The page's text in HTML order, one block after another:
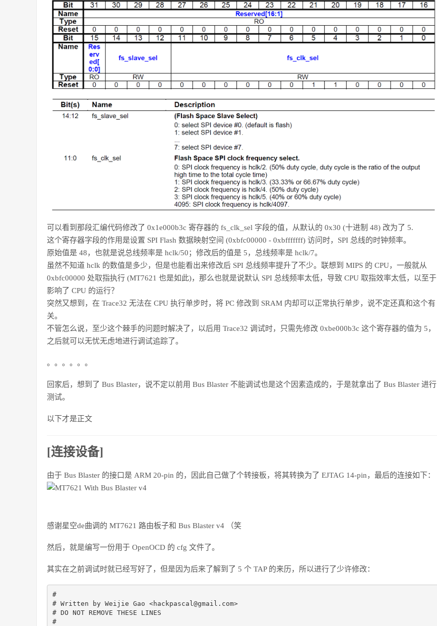
可以看到那段汇编代码修改了 0x1e000b3c 寄存器的 fs_clk_sel 字段的值，从默认的 0x30 (十进制 48) 改为了 5.
这个寄存器字段的作用是设置 SPI Flash 数据映射空间 (0xbfc00000 - 0xbfffffff) 访问时，SPI 总线的时钟频率。
原始值是 48，也就是说总线频率是 hclk/50；修改后的值是 5，总线频率是 hclk/7。
虽然不知道 hclk 的数值是多少，但是也能看出来修改后 SPI 总线频率提升了不少。联想到 MIPS 的 CPU，一般就从
0xbfc00000 处取指执行 (MT7621 也是如此)，那么也就是说默认 SPI 总线频率太低，导致 CPU 取指效率太低，以至于
影响了 CPU 的运行？
突然又想到，在 Trace32 无法在 CPU 执行单步时，将 PC 修改到 SRAM 内却可以正常执行单步，说不定还真和这个有
关。
不管怎么说，至少这个棘手的问题时解决了，以后用 Trace32 调试时，只需先修改 0xbe000b3c 这个寄存器的值为 5，
之后就可以无忧无虑地进行调试追踪了。
。。。。。。
回家后，想到了 Bus Blaster，说不定以前用 Bus Blaster 不能调试也是这个因素造成的，于是就拿出了 Bus Blaster 进行
测试。
以下才是正文
[连接设备]
由于 Bus Blaster 的接口是 ARM 20-pin 的，因此自己做了个转接板，将其转换为了 EJTAG 14-pin，最后的连接如下：
感谢星空de曲调的 MT7621 路由板子和 Bus Blaster v4 （笑
然后，就是编写一份用于 OpenOCD 的 cfg 文件了。
其实在之前调试时就已经写好了，但是因为后来了解到了 5 个 TAP 的来历，所以进行了少许修改：
#
# Written by Weijie Gao <hackpascal@gmail.com>
# DO NOT REMOVE THESE LINES
#